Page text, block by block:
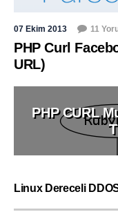
07 Ekim 2013 11
PHP Curl
URL)
PHP CURL
Linux Dereceli